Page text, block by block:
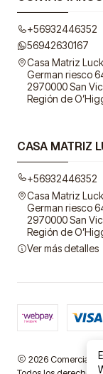
+56932446352
56942630167
Casa Matriz
German riesco
2970000 San
Región de
CASA MATRIZ
+56932446352
Casa Matriz
German riesco
2970000 San
Región de
Ver más detalles
2026 Comercial